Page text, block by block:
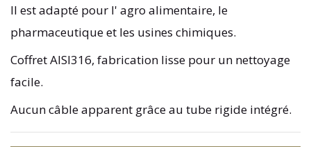
Il est adapté pour l' agro alimentaire, le
pharmaceutique et les usines chimiques.
Coffret AISI316, fabrication lisse pour un nettoyage
facile.
Aucun câble apparent grâce au tube rigide intégré.